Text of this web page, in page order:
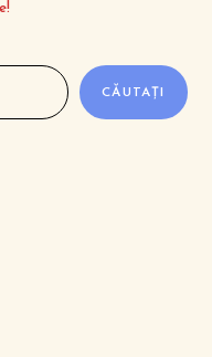
CĂUTAȚI